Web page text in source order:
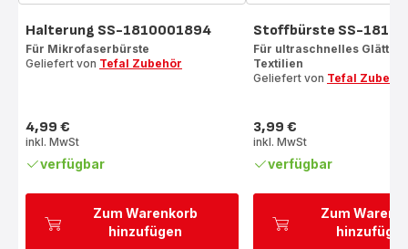
Zum Warenkorb
hinzufügen
Halterung SS-1810001894
Für Mikrofaserbürste
Geliefert von Tefal Zubehör
Preis
4,99 €
inkl. MwSt
verfügbar
Zum
Stoffbürste SS-
Für ultraschnelles Glätten
Textilien
Geliefert von Tefal
Preis
3,99 €
inkl. MwSt
verfügbar